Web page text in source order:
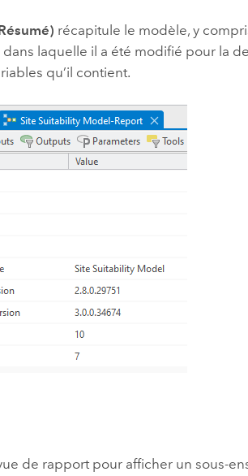
récapitule le modèle, y
dans laquelle il a été modifié pour la
qu’il contient.
de rapport pour afficher un sous-